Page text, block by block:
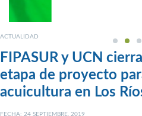
ACTUALIDAD
FIPASUR y UCN
etapa de proyecto
acuicultura en Los
FECHA: 24 SEPTIEMBRE, 2019